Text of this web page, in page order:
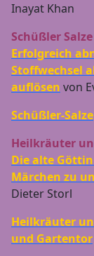
Inayat Khan
Schüßler Salze
Erfolgreich
Stoffwechsel
auflösen von
Schüßler-Salze
Heilkräuter
Die alte
Märchen zu
Dieter Storl
Heilkräuter
und Gartentor